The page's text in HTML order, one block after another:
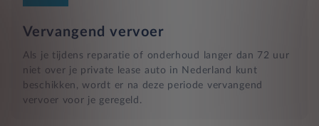
Vervangend vervoer
Als je tijdens reparatie of onderhoud langer dan 72 uur
niet over je private lease auto in Nederland kunt
beschikken, wordt er na deze periode vervangend
vervoer voor je geregeld.